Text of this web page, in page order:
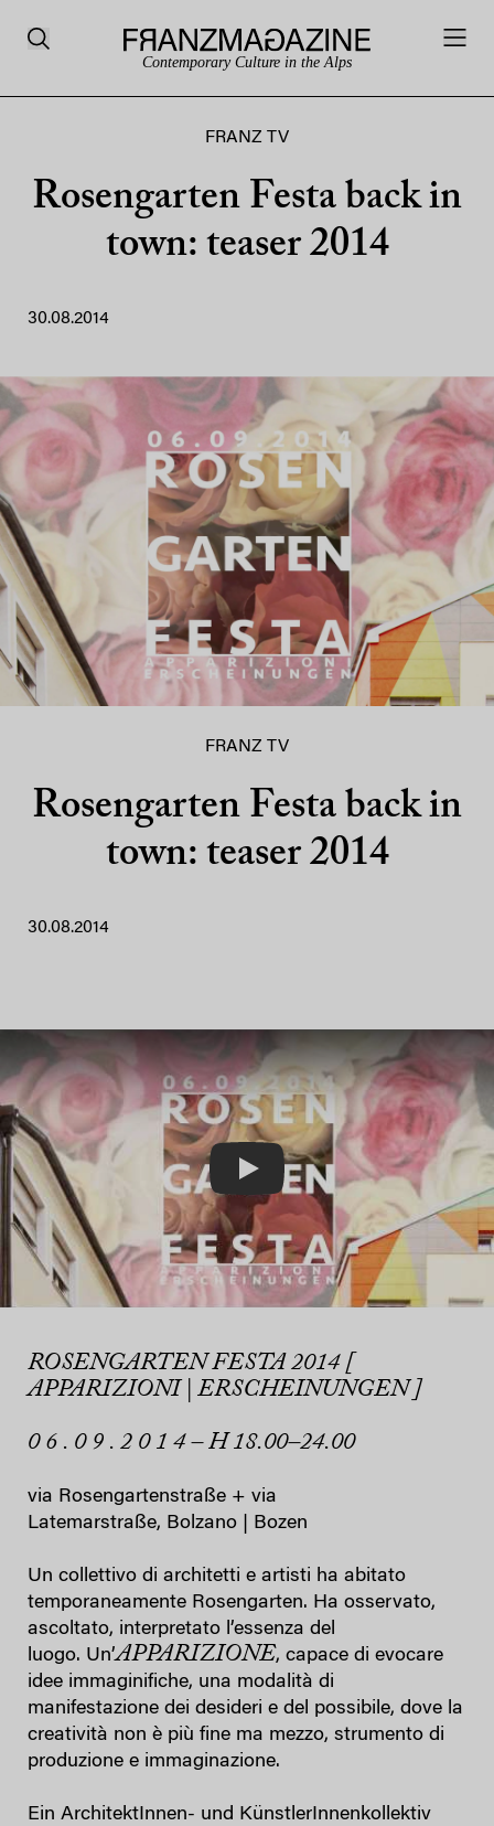
Contemporary Culture in the Alps
FRANZ TV
Rosengarten Festa back in
town: teaser 2014
30.08.2014
FRANZ TV
Rosengarten Festa back in
town: teaser 2014
30.08.2014
ROSENGARTEN FESTA 2014 [
APPARIZIONI | ERSCHEINUNGEN ]
0 6 . 0 9 . 2 0 1 4 – H 18.00–24.00
via Rosengartenstraße + via
Latemarstraße, Bolzano | Bozen
Un collettivo di architetti e artisti ha abitato
temporaneamente Rosengarten. Ha osservato,
ascoltato, interpretato l’essenza del
luogo. Un’APPARIZIONE, capace di evocare
idee immaginifiche, una modalità di
manifestazione dei desideri e del possibile, dove la
creatività non è più fine ma mezzo, strumento di
produzione e immaginazione.
Ein ArchitektInnen- und KünstlerInnenkollektiv